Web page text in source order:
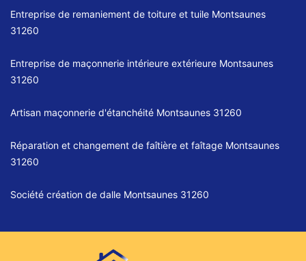
Entreprise de remaniement de toiture et tuile Montsaunes
31260
Entreprise de maçonnerie intérieure extérieure Montsaunes
31260
Artisan maçonnerie d'étanchéité Montsaunes 31260
Réparation et changement de faîtière et faîtage Montsaunes
31260
Société création de dalle Montsaunes 31260